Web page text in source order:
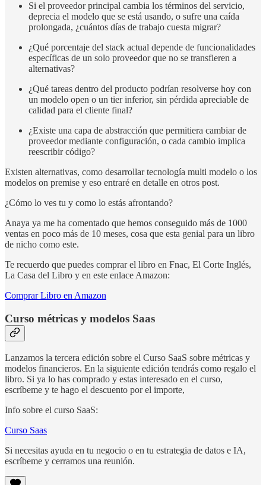
Si el proveedor principal cambia los términos del servicio,
deprecia el modelo que se está usando, o sufre una caída
prolongada, ¿cuántos días de trabajo cuesta migrar?
¿Qué porcentaje del stack actual depende de funcionalidades
específicas de un solo proveedor que no se transfieren a
alternativas?
¿Qué tareas dentro del producto podrían resolverse hoy con
un modelo open o un tier inferior, sin pérdida apreciable de
calidad para el cliente final?
¿Existe una capa de abstracción que permitiera cambiar de
proveedor mediante configuración, o cada cambio implica
reescribir código?
Existen alternativas, como desarrollar tecnología multi modelo o los
modelos on premise y eso entraré en detalle en otros post.
¿Cómo lo ves tu y como lo estás afrontando?
Anaya ya me ha comentado que hemos conseguido más de 1000
ventas en poco más de 10 meses, cosa que esta genial para un libro
de nicho como este.
Te recuerdo que puedes comprar el libro en Fnac, El Corte Inglés,
La Casa del Libro y en este enlace Amazon:
Comprar Libro en Amazon
Curso métricas y modelos Saas
Lanzamos la tercera edición sobre el Curso SaaS sobre métricas y
modelos financieros. En la siguiente edición tendrás como regalo el
libro. Si ya lo has comprado y estas interesado en el curso,
escríbeme y te hago el descuento por el importe,
Info sobre el curso SaaS:
Curso Saas
Si necesitas ayuda en tu negocio o en tu estrategia de datos e IA,
escríbeme y cerramos una reunión.